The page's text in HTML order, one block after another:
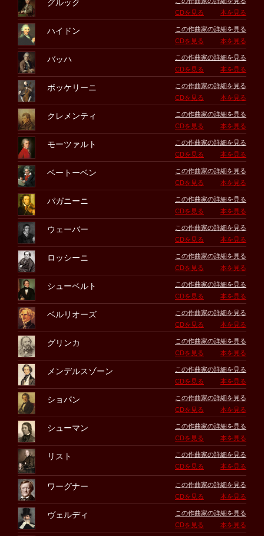
グルック
CDを見る
本を見る
ハイドン
この作曲家の詳細を見る
CDを見る
本を見る
バッハ
この作曲家の詳細を見る
CDを見る
本を見る
ボッケリーニ
この作曲家の詳細を見る
CDを見る
本を見る
クレメンティ
この作曲家の詳細を見る
CDを見る
本を見る
モーツァルト
この作曲家の詳細を見る
CDを見る
本を見る
ベートーベン
この作曲家の詳細を見る
CDを見る
本を見る
パガニーニ
この作曲家の詳細を見る
CDを見る
本を見る
ウェーバー
この作曲家の詳細を見る
CDを見る
本を見る
ロッシーニ
この作曲家の詳細を見る
CDを見る
本を見る
シューベルト
この作曲家の詳細を見る
CDを見る
本を見る
ベルリオーズ
この作曲家の詳細を見る
CDを見る
本を見る
グリンカ
この作曲家の詳細を見る
CDを見る
本を見る
メンデルスゾーン
この作曲家の詳細を見る
CDを見る
本を見る
ショパン
この作曲家の詳細を見る
CDを見る
本を見る
シューマン
この作曲家の詳細を見る
CDを見る
本を見る
リスト
この作曲家の詳細を見る
CDを見る
本を見る
ワーグナー
この作曲家の詳細を見る
CDを見る
本を見る
ヴェルディ
この作曲家の詳細を見る
CDを見る
本を見る